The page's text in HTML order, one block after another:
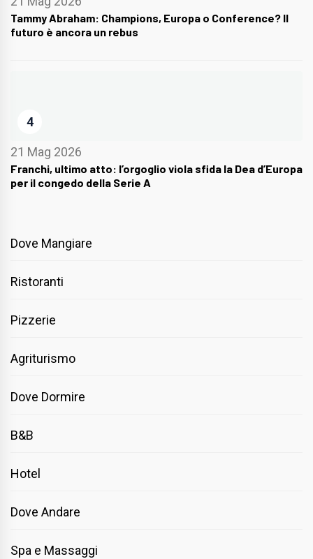
Tammy Abraham: Champions, Europa o Conference? Il
futuro è ancora un rebus
4
21 Mag 2026
Franchi, ultimo atto: l’orgoglio viola sfida la Dea d’Europa
per il congedo della Serie A
Dove Mangiare
Ristoranti
Pizzerie
Agriturismo
Dove Dormire
B&B
Hotel
Dove Andare
Spa e Massaggi